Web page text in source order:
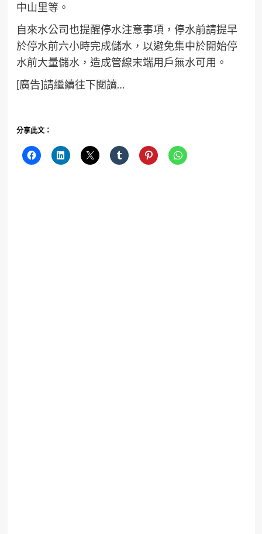
中山里等。
自來水公司也提醒停水注意事項，停水前請提早
於停水前六小時完成儲水，以避免集中於開始停
水前大量儲水，造成管線末端用戶無水可用。
[廣告]請繼續往下閱讀…
分享此文：